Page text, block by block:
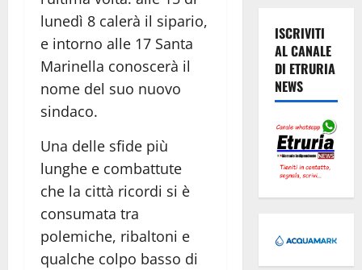
lunedì 8 calerà il sipario,
e intorno alle 17 Santa
Marinella conoscerà il
nome del suo nuovo
sindaco.
Una delle sfide più
lunghe e combattute
che la città ricordi si è
consumata tra
polemiche, ribaltoni e
qualche colpo basso di
ISCRIVITI
AL CANALE
DI ETRURIA
NEWS